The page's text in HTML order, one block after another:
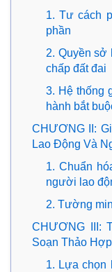
1. Tư cách
phần
2. Quyền sở
chấp đất đai
3. Hệ thống
hành bắt
CHƯƠNG II:
Lao Động Và
1. Chuẩn
người lao
2. Tường
CHƯƠNG III:
Soạn Thảo
1. Lựa chọn